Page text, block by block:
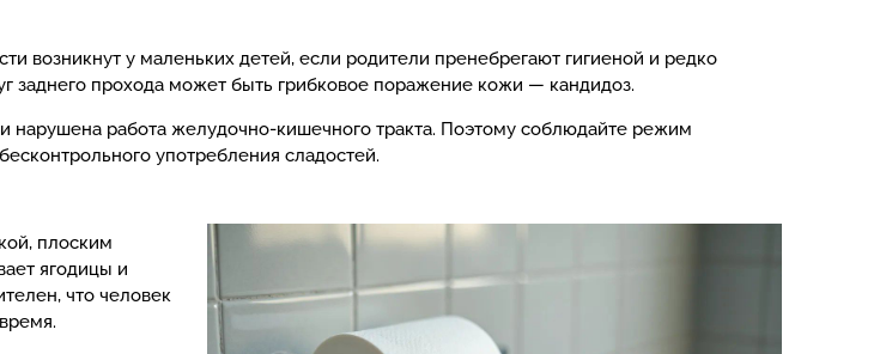
возникнут у маленьких детей, если родители пренебрегают гигиеной и редко
заднего прохода может быть грибковое поражение кожи — кандидоз.
нарушена работа желудочно-кишечного тракта. Поэтому соблюдайте режим
употребления сладостей.
плоским
ягодицы и
что человек